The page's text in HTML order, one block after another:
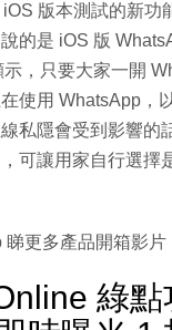
版本測試的新功
的是 iOS 版
示，只要大家一開
使用 WhatsApp，
私隱會受到影響的
可讓用家自行選擇
睇更多產品開箱影片
綠點